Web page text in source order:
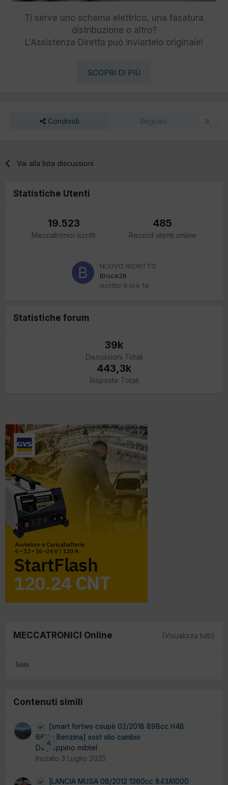
Ti serve uno schema elettrico, una fasatura
distribuzione o altro?
L'Assistenza Diretta può inviartelo originale!
SCOPRI DI PIÙ
Condividi Seguaci 0
Vai alla lista discussioni
Statistiche Utenti
19.523
Meccatronici iscritti
485
Record utenti online
NUOVO ISCRITTO
Bruce26
Iscritto 9 ore fa
Statistiche forum
39k
Discussioni Totali
443,3k
Risposte Totali
MECCATRONICI Online (Visualizza tutti)
Solo
Contenuti simili
4
[smart fortwo coupè 02/2018 898cc H4B
66Kw Benzina] sost olio cambio
Da peppino mibtel
Iniziato 3 Luglio 2025
[LANCIA MUSA 08/2012 1360cc 843A1000